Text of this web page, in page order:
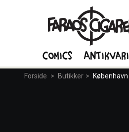
Forside > Butikker > København
Comics